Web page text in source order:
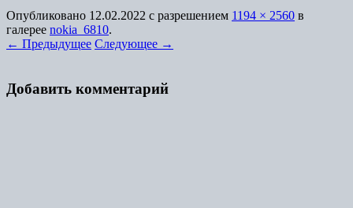
Опубликовано 12.02.2022 с разрешением 1194 × 2560 в
галерее nokia_6810.
← Предыдущее Следующее →
Добавить комментарий